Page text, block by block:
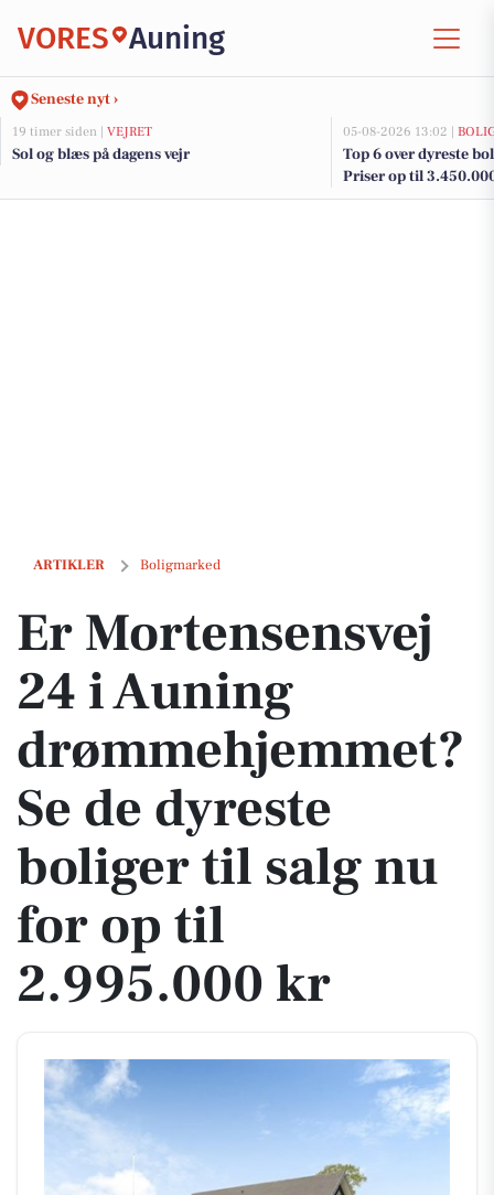
VORES Auning
Seneste nyt ›
19 timer siden | VEJRET
Sol og blæs på dagens vejr
05-08-2026 13:02 |
Top 6 over dyreste
Priser op til
ARTIKLER Boligmarked
Er Mortensensvej 24 i Auning drømmehjemmet? Se de dyreste
Er Mortensensvej
24 i Auning
drømmehjemmet?
Se de dyreste
boliger til salg nu
for op til
2.995.000 kr